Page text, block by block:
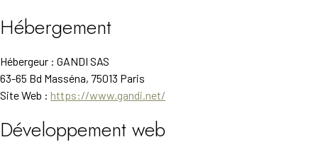
Hébergement
Hébergeur : GANDI SAS
63-65 Bd Masséna, 75013 Paris
Site Web : https://www.gandi.net/
Développement web